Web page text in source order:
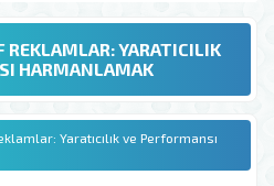
REKLAMLAR: YARATICILIK
HARMANLAMAK
Yaratıcılık ve Performansı